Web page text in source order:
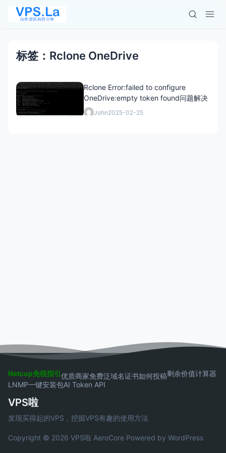
标签：Rclone OneDrive
Rclone Error:failed to configure
OneDrive:empty token found问题解决
John2025-02-25
Netcup免税指引优质商家免费泛域名证书如何投稿剩余价值计算器
LNMP一键安装包AI Token API
VPS啦
发现买得起的VPS，挖掘VPS有趣的使用方法
Copyright © 2026 VPS啦 AeroCore Powered by WordPress